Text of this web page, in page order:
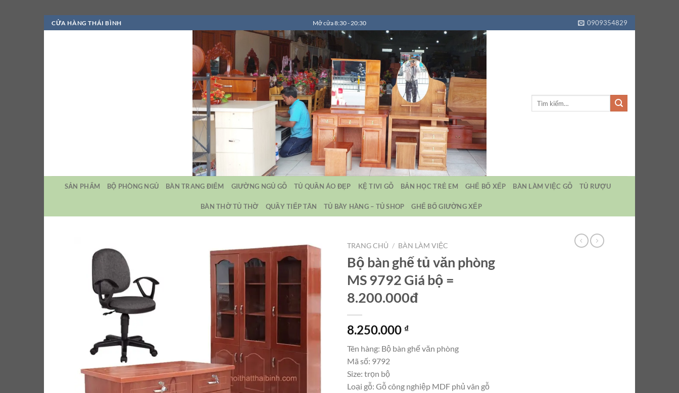
Bỏ
qua
CỬA HÀNG THÁI BÌNH Mở cửa 8:30 - 20:30 0909354829
SẢN PHẨM BỘ PHÒNG NGỦ BÀN TRANG ĐIỂM GIƯỜNG NGỦ GỖ TỦ QUẦN ÁO ĐẸP KỆ TIVI GỖ BẢN HỌC TRẺ EM GHẾ BỐ XẾP BÀN LÀM VIỆC GỖ TỦ RƯỢU
BÀN THỜ TỦ THỜ QUẦY TIẾP TÂN TỦ BÀY HÀNG – TỦ SHOP GHẾ BỐ GIƯỜNG XẾP
TRANG CHỦ / BÀN LÀM VIỆC
Bộ bàn ghế tủ văn phòng
MS 9792 Giá bộ =
8.200.000đ
8.250.000 ₫
Tên hàng: Bộ bàn ghế văn phòng
Mã số: 9792
Size: trọn bộ
Loại gỗ: Gỗ công nghiệp MDF phủ vân gỗ